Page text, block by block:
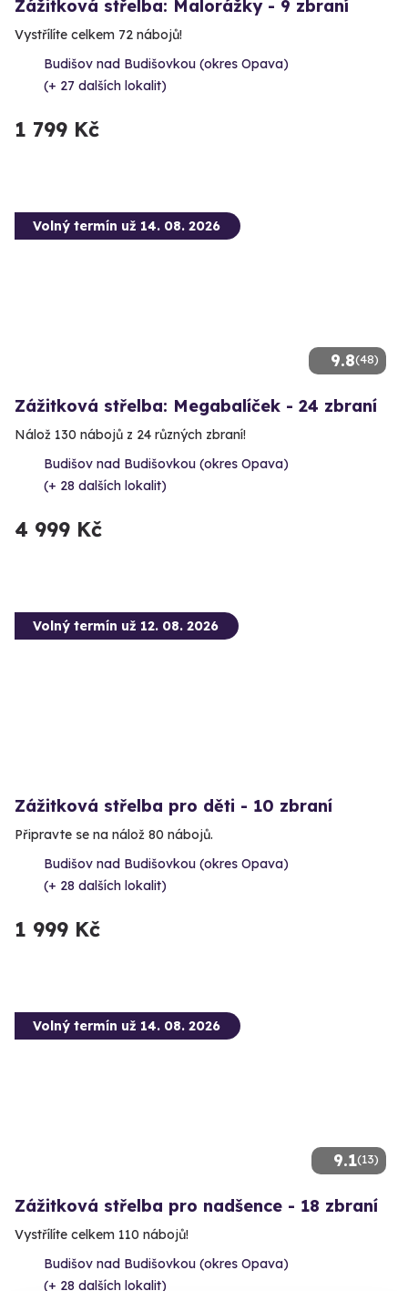
Zážitková střelba: Malorážky - 9 zbraní
Vystřílíte celkem 72 nábojů!
Budišov nad Budišovkou (okres Opava)
(+ 27 dalších lokalit)
1 799 Kč
9.8(48)
Volný termín už 14. 08. 2026
Zážitková střelba: Megabalíček - 24 zbraní
Nálož 130 nábojů z 24 různých zbraní!
Budišov nad Budišovkou (okres Opava)
(+ 28 dalších lokalit)
4 999 Kč
Volný termín už 12. 08. 2026
Zážitková střelba pro děti - 10 zbraní
Připravte se na nálož 80 nábojů.
Budišov nad Budišovkou (okres Opava)
(+ 28 dalších lokalit)
1 999 Kč
9.1(13)
Volný termín už 14. 08. 2026
Zážitková střelba pro nadšence - 18 zbraní
Vystřílíte celkem 110 nábojů!
Budišov nad Budišovkou (okres Opava)
(+ 28 dalších lokalit)